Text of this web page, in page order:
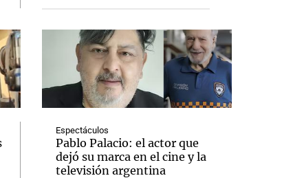
Espectáculos
Pablo Palacio: el actor que
dejó su marca en el cine y la
televisión argentina
Notas